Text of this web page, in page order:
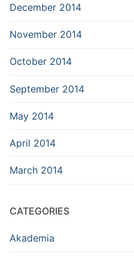
December 2014
November 2014
October 2014
September 2014
May 2014
April 2014
March 2014
CATEGORIES
Akademia